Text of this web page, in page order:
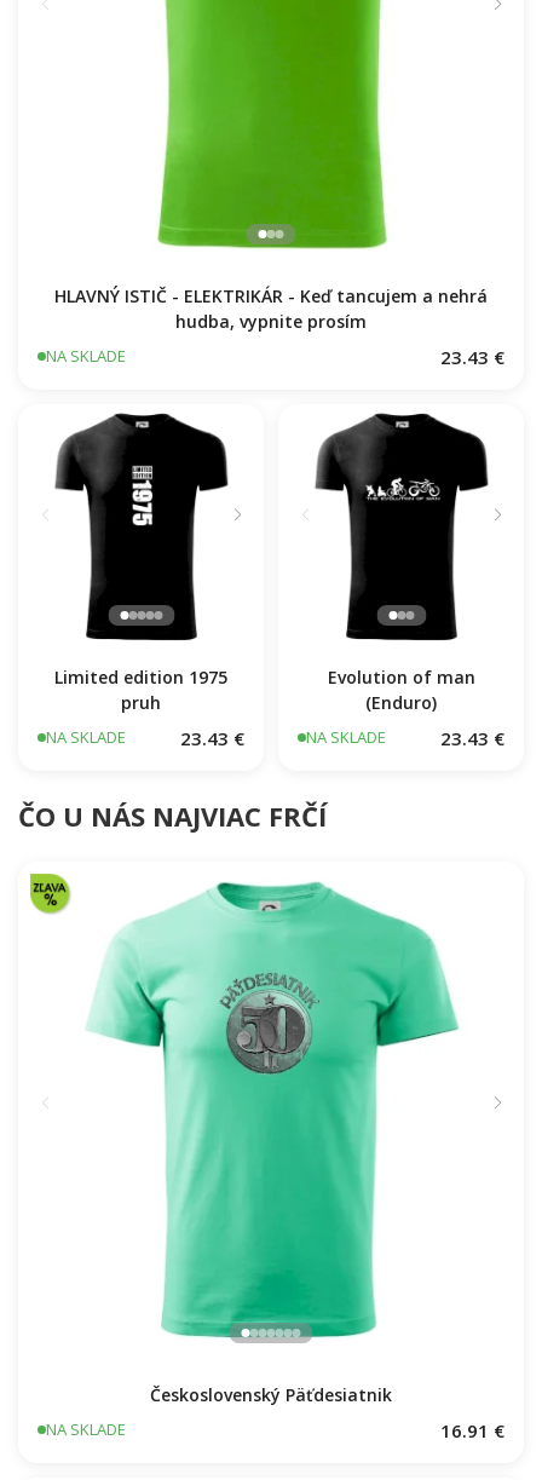
HLAVNÝ ISTIČ - ELEKTRIKÁR - Keď tancujem a nehrá
hudba, vypnite prosím
NA SKLADE 23.43 €
Limited edition 1975
pruh
NA SKLADE 23.43 €
Evolution of man
(Enduro)
NA SKLADE 23.43 €
ČO U NÁS NAJVIAC FRČÍ
Československý Päťdesiatnik
NA SKLADE 16.91 €